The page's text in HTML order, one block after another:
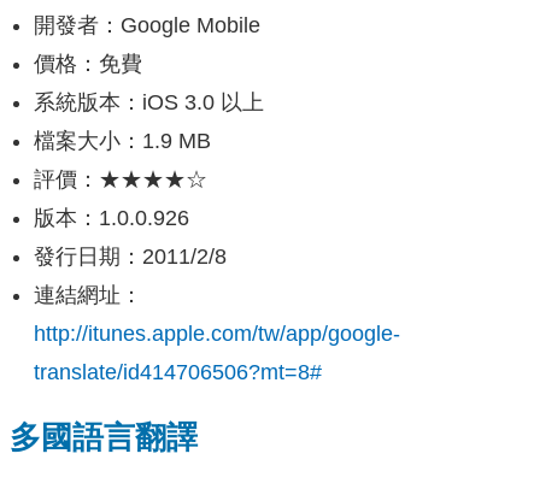
開發者：Google Mobile
價格：免費
系統版本：iOS 3.0 以上
檔案大小：1.9 MB
評價：★★★★☆
版本：1.0.0.926
發行日期：2011/2/8
連結網址：
http://itunes.apple.com/tw/app/google-
translate/id414706506?mt=8#
多國語言翻譯